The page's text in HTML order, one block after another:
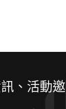
、活動